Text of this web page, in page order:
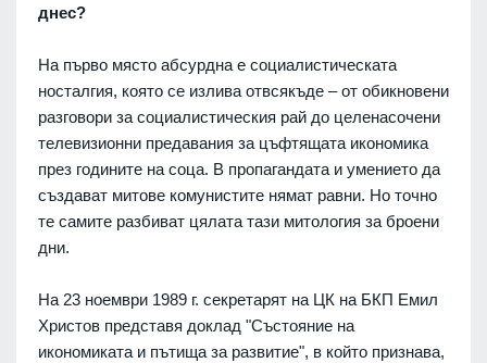
днес?
На първо място абсурдна е социалистическата
носталгия, която се излива отвсякъде – от обикновени
разговори за социалистическия рай до целенасочени
телевизионни предавания за цъфтящата икономика
през годините на соца. В пропагандата и умението да
създават митове комунистите нямат равни. Но точно
те самите разбиват цялата тази митология за броени
дни.
На 23 ноември 1989 г. секретарят на ЦК на БКП Емил
Христов представя доклад "Състояние на
икономиката и пътища за развитие", в който признава,